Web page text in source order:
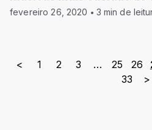
fevereiro 26, 2020 3 min de
< 1 2 3 … 25 26
33
>